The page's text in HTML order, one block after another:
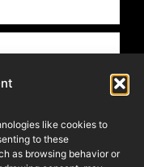
like cookies to
to these
as browsing behavior or